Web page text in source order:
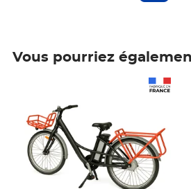
Vous pourriez